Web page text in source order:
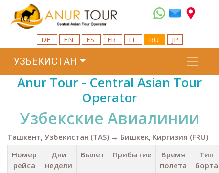
DE EN ES FR IT RU JP
УЗБЕКИСТАН
Anur Tour - Central Asian Tour
Operator
Узбекские Aвиалинии
Ташкент, Узбекистан (TAS) → Бишкек, Киргизия (FRU)
Номер
рейса
Дни
недели
Вылет Прибытие
Время
полета
Тип
борта